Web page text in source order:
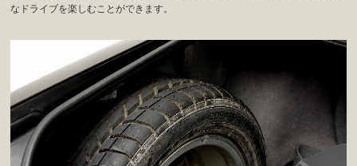
なドライブを楽しむことができます。